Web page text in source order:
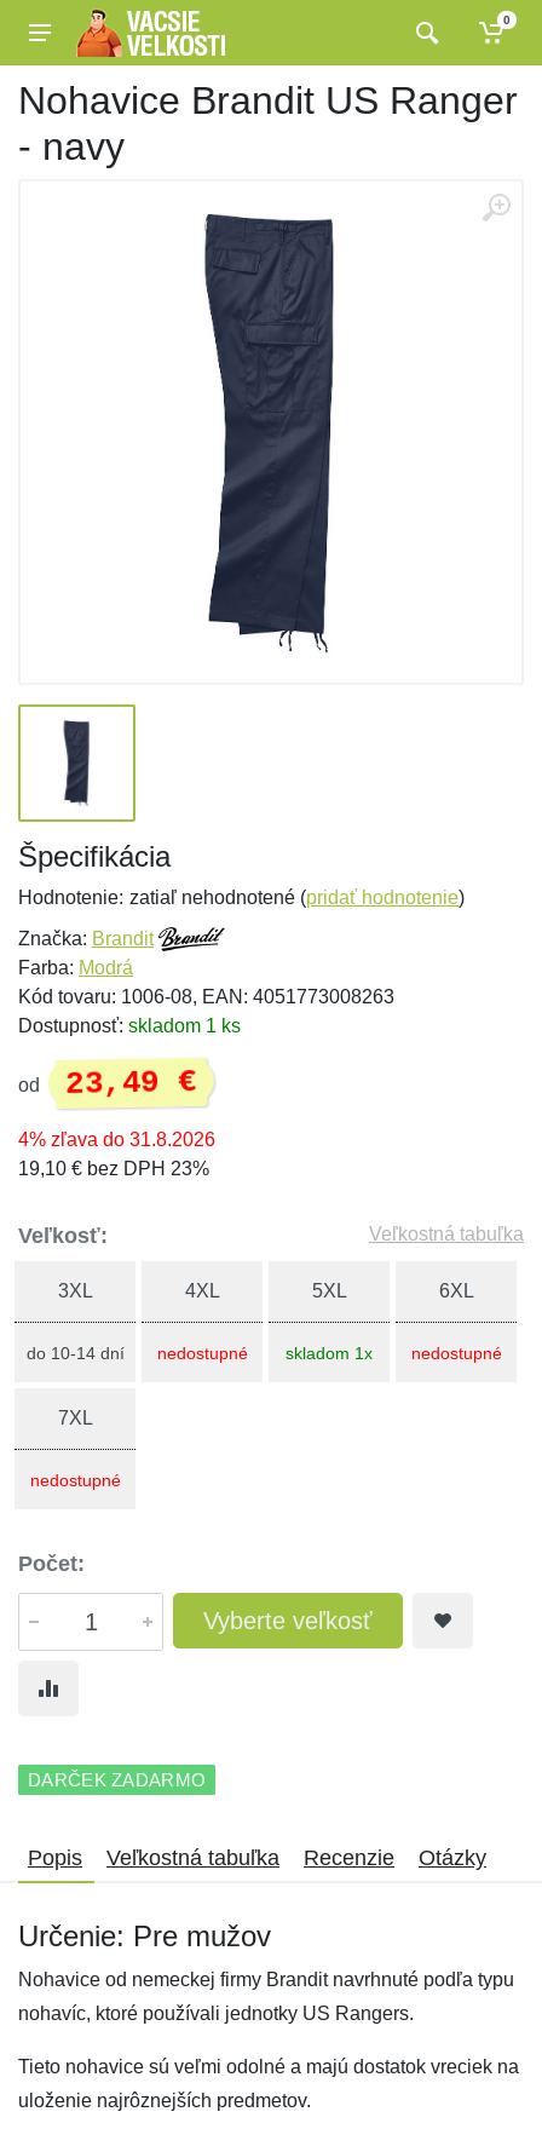
0
Nohavice Brandit US Ranger
- navy
Špecifikácia
Hodnotenie: zatiaľ nehodnotené (pridať hodnotenie)
Značka: Brandit
Farba: Modrá
Kód tovaru: 1006-08, EAN: 4051773008263
Dostupnosť: skladom 1 ks
od 23,49 €
4% zľava do 31.8.2026
19,10 € bez DPH 23%
Veľkosť: Veľkostná tabuľka
3XL
do 10-14 dní
4XL
nedostupné
5XL
skladom 1x
6XL
nedostupné
7XL
nedostupné
Počet:
Vyberte veľkosť
DARČEK ZADARMO
Popis Veľkostná tabuľka Recenzie Otázky
Určenie: Pre mužov
Nohavice od nemeckej firmy Brandit navrhnuté podľa typu
nohavíc, ktoré používali jednotky US Rangers.
Tieto nohavice sú veľmi odolné a majú dostatok vreciek na
uloženie najrôznejších predmetov.